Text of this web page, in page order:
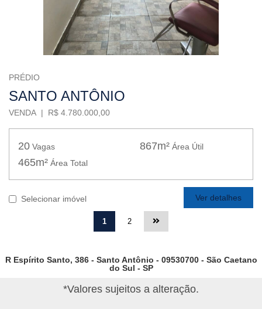
PRÉDIO
SANTO ANTÔNIO
VENDA | R$ 4.780.000,00
20 Vagas 867m² Área Útil
465m² Área Total
Selecionar imóvel Ver detalhes
1 2
R Espírito Santo, 386 - Santo Antônio - 09530700 - São Caetano
do Sul - SP
*Valores sujeitos a alteração.